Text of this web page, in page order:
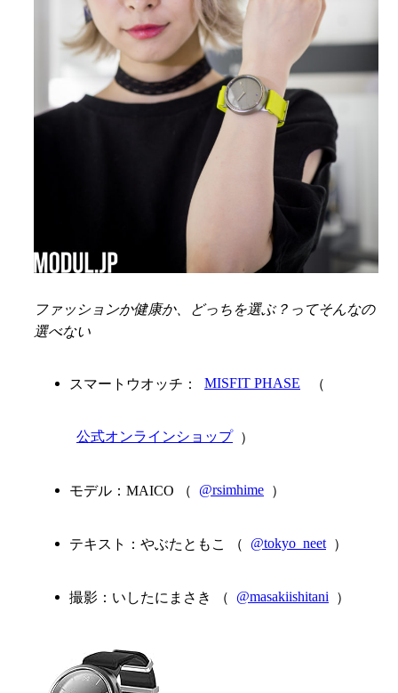
ファッションか健康か、どっちを選ぶ？ってそんなの
選べない
スマートウオッチ： MISFIT PHASE （
公式オンラインショップ ）
モデル：MAICO （ @rsimhime ）
テキスト：やぶたともこ （ @tokyo_neet ）
撮影：いしたにまさき （ @masakiishitani ）